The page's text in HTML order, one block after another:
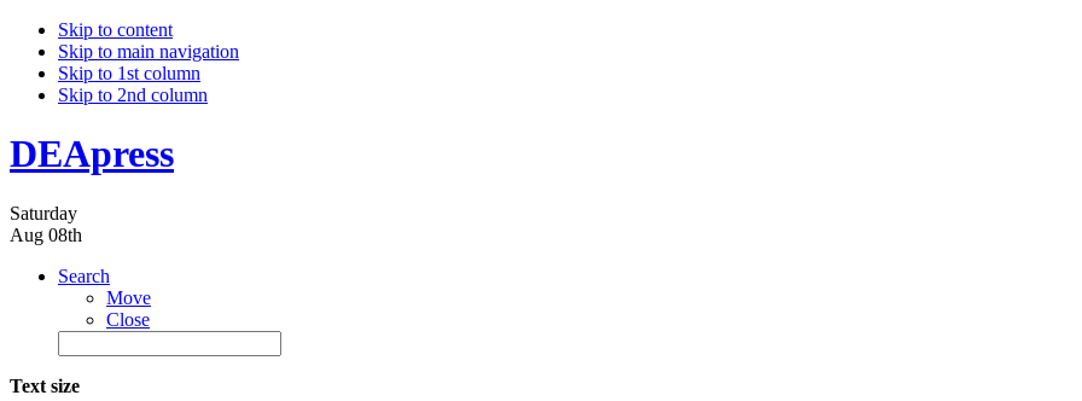
Skip to content
Skip to main navigation
Skip to 1st column
Skip to 2nd column
DEApress
Saturday
Aug 08th
Search
Move
Close
Text size